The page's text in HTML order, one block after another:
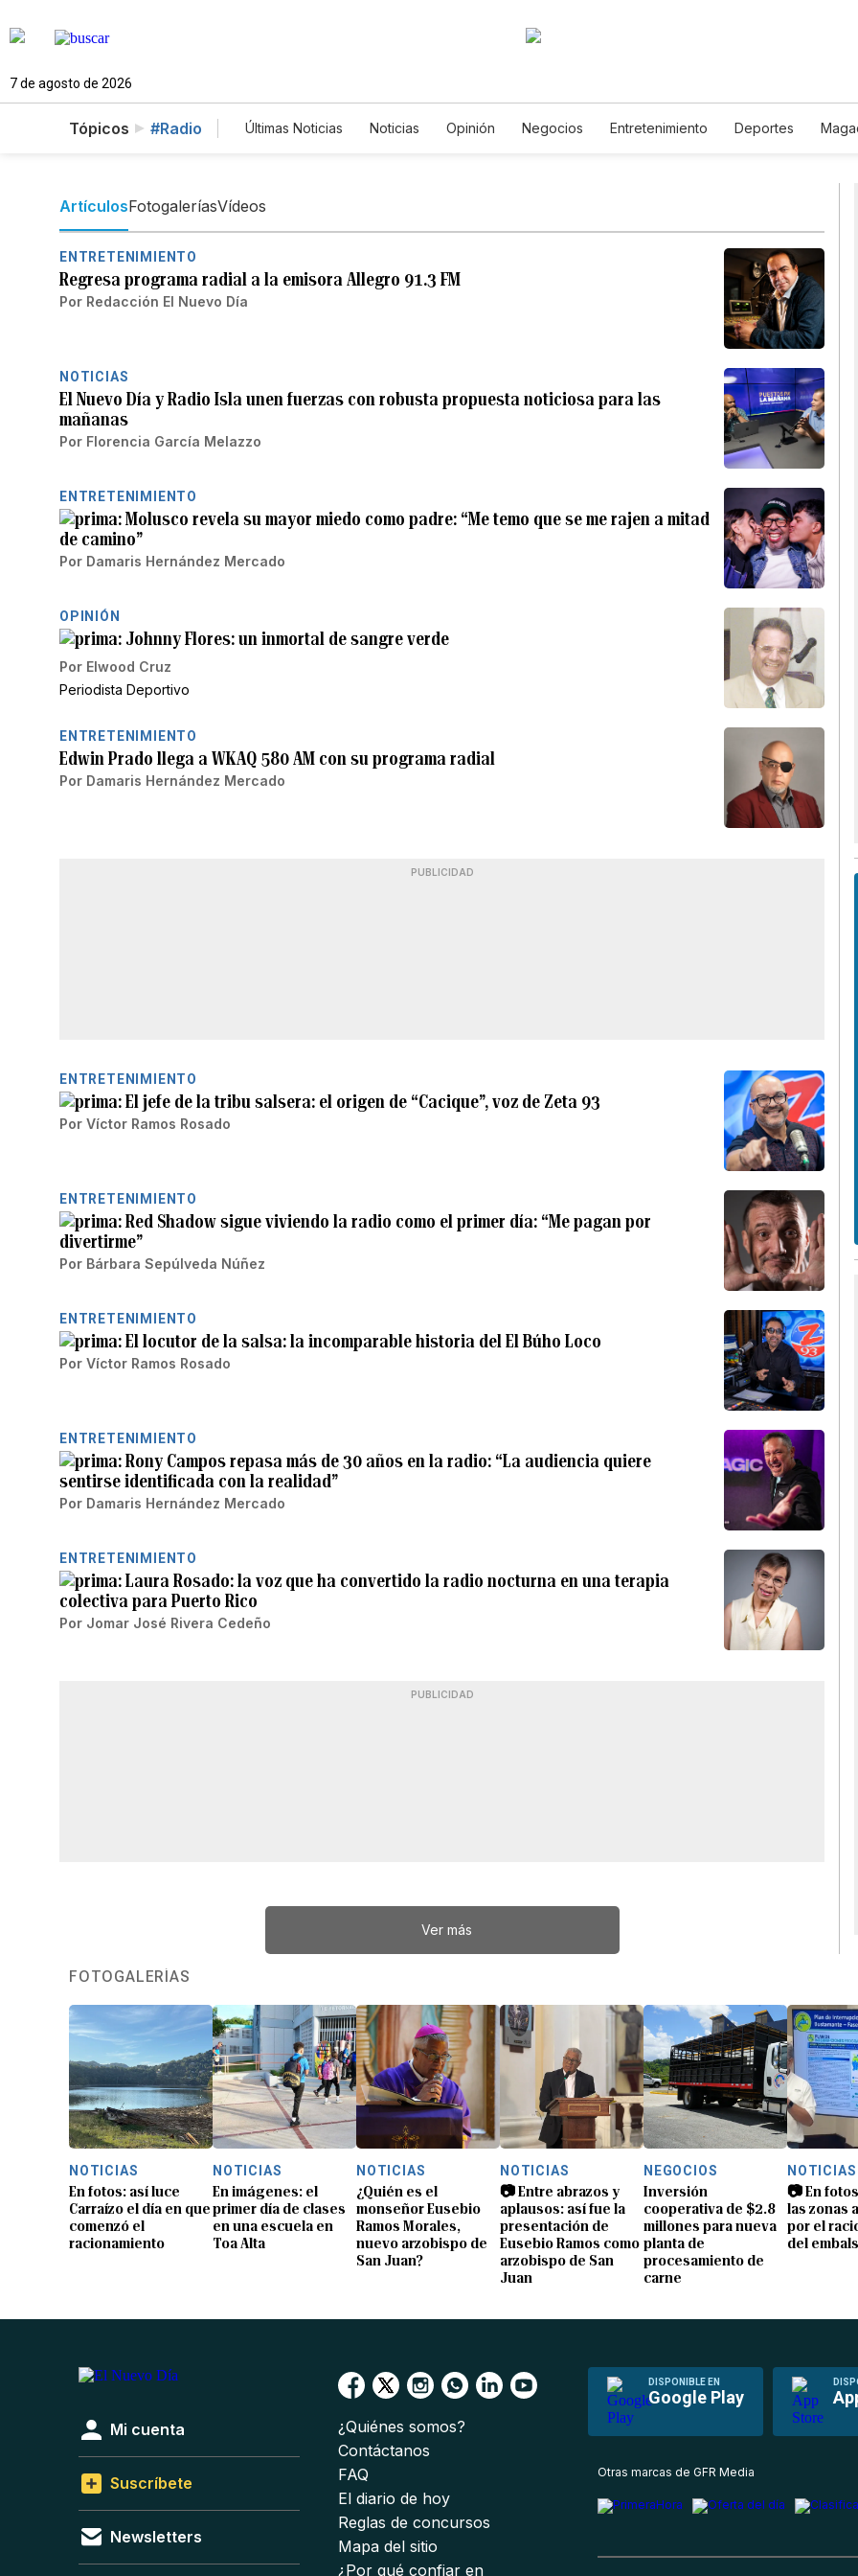
7 de agosto de 2026
Tópicos #Radio Últimas Noticias Noticias Opinión Negocios Entretenimiento Deportes
ArtículosFotogaleríasVídeos
ENTRETENIMIENTO
Regresa programa radial a la emisora Allegro 91.3 FM
Por Redacción El Nuevo Día
NOTICIAS
El Nuevo Día y Radio Isla unen fuerzas con robusta propuesta noticiosa para las
mañanas
Por Florencia García Melazzo
ENTRETENIMIENTO
Molusco revela su mayor miedo como padre: “Me temo que se me rajen a mitad
de camino”
Por Damaris Hernández Mercado
OPINIÓN
Johnny Flores: un inmortal de sangre verde
Por Elwood Cruz
Periodista Deportivo
ENTRETENIMIENTO
Edwin Prado llega a WKAQ 580 AM con su programa radial
Por Damaris Hernández Mercado
PUBLICIDAD
ENTRETENIMIENTO
El jefe de la tribu salsera: el origen de “Cacique”, voz de Zeta 93
Por Víctor Ramos Rosado
ENTRETENIMIENTO
Red Shadow sigue viviendo la radio como el primer día: “Me pagan por
divertirme”
Por Bárbara Sepúlveda Núñez
ENTRETENIMIENTO
El locutor de la salsa: la incomparable historia del El Búho Loco
Por Víctor Ramos Rosado
ENTRETENIMIENTO
Rony Campos repasa más de 30 años en la radio: “La audiencia quiere
sentirse identificada con la realidad”
Por Damaris Hernández Mercado
ENTRETENIMIENTO
Laura Rosado: la voz que ha convertido la radio nocturna en una terapia
colectiva para Puerto Rico
Por Jomar José Rivera Cedeño
PUBLICIDAD
Ver más
FOTOGALERÍAS
NOTICIAS
En fotos: así luce
Carraízo el día en que
comenzó el
racionamiento
NOTICIAS
En imágenes: el
primer día de clases
en una escuela en
Toa Alta
NOTICIAS
¿Quién es el
monseñor Eusebio
Ramos Morales,
nuevo arzobispo de
San Juan?
NOTICIAS
📷 Entre abrazos y
aplausos: así fue la
presentación de
Eusebio Ramos como
arzobispo de San
Juan
NEGOCIOS
Inversión
cooperativa de $2.8
millones para nueva
planta de
procesamiento de
carne
NOTICIAS
📷 En
las zonas
por el
del
DISPONIBLE EN
Google Play
Mi cuenta
Suscríbete
Newsletters
¿Quiénes somos?
Contáctanos
FAQ
El diario de hoy
Reglas de concursos
Mapa del sitio
¿Por qué confiar en
Otras marcas de GFR Media